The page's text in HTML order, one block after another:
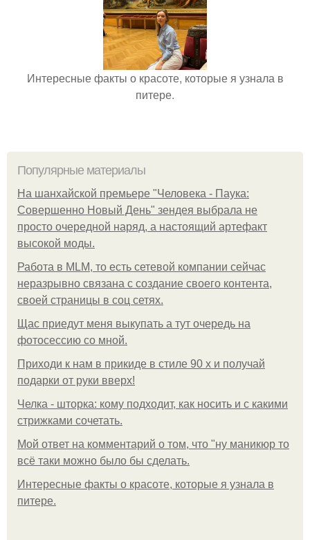
Интересные факты о красоте, которые я узнала в
питере.
Популярные материалы
На шанхайской премьере "Человека - Паука:
Совершенно Новый День" зендея выбрала не
просто очередной наряд, а настоящий артефакт
высокой моды.
Работа в MLM, то есть сетевой компании сейчас
неразрывно связана с создание своего контента,
своей страницы в соц сетях.
Щас приедут меня выкупать а тут очередь на
фотосессию со мной.
Приходи к нам в прикиде в стиле 90 х и получай
подарки от руки вверх!
Челка - шторка: кому подходит, как носить и с какими
стрижками сочетать.
Мой ответ на комментарий о том, что "ну маникюр то
всё таки можно было бы сделать.
Интересные факты о красоте, которые я узнала в
питере.